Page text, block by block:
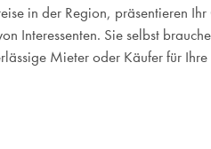
in der Region, präsentieren
Interessenten. Sie selbst
Mieter oder Käufer für